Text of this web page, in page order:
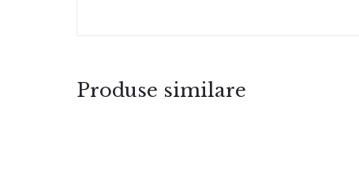
Produse similare